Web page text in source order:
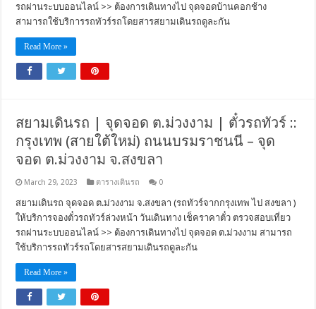
รถผ่านระบบออนไลน์ >> ต้องการเดินทางไป จุดจอดบ้านคอกช้าง
สามารถใช้บริการรถทัวร์รถโดยสารสยามเดินรถดูละกัน
Read More »
สยามเดินรถ | จุดจอด ต.ม่วงงาม | ตั๋วรถทัวร์ ::
กรุงเทพ (สายใต้ใหม่) ถนนบรมราชนนี – จุด
จอด ต.ม่วงงาม จ.สงขลา
March 29, 2023 ตารางเดินรถ 0
สยามเดินรถ จุดจอด ต.ม่วงงาม จ.สงขลา (รถทัวร์จากกรุงเทพ ไป สงขลา )
ให้บริการจองตั๋วรถทัวร์ล่วงหน้า วันเดินทาง เช็คราคาตั๋ว ตรวจสอบเที่ยว
รถผ่านระบบออนไลน์ >> ต้องการเดินทางไป จุดจอด ต.ม่วงงาม สามารถ
ใช้บริการรถทัวร์รถโดยสารสยามเดินรถดูละกัน
Read More »